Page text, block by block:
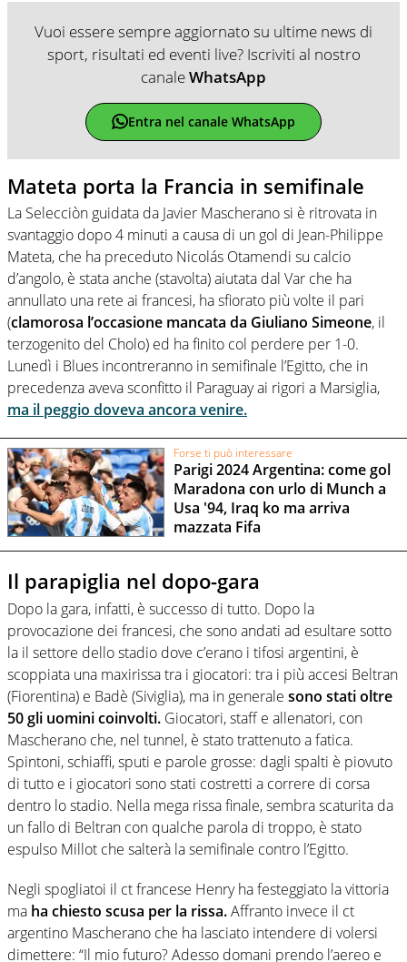
Vuoi essere sempre aggiornato su ultime news di
sport, risultati ed eventi live? Iscriviti al nostro
canaleWhatsApp
Entra nel canale WhatsApp
Mateta porta la Francia in semifinale
La Selecciòn guidata da Javier Mascherano si è ritrovata in
svantaggio dopo 4 minuti a causa di un gol di Jean-Philippe
Mateta, che ha preceduto Nicolás Otamendi su calcio
d’angolo, è stata anche (stavolta) aiutata dal Var che ha
annullato una rete ai francesi, ha sfiorato più volte il pari
(clamorosa l’occasione mancata da Giuliano Simeone, il
terzogenito del Cholo) ed ha finito col perdere per 1-0.
Lunedì i Blues incontreranno in semifinale l’Egitto, che in
precedenza aveva sconfitto il Paraguay ai rigori a Marsiglia,
ma il peggio doveva ancora venire.
Forse ti può interessare
Parigi 2024 Argentina: come gol
Maradona con urlo di Munch a
Usa '94, Iraq ko ma arriva
mazzata Fifa
Il parapiglia nel dopo-gara
Dopo la gara, infatti, è successo di tutto. Dopo la
provocazione dei francesi, che sono andati ad esultare sotto
la il settore dello stadio dove c’erano i tifosi argentini, è
scoppiata una maxirissa tra i giocatori: tra i più accesi Beltran
(Fiorentina) e Badè (Siviglia), ma in generale sono stati oltre
50 gli uomini coinvolti. Giocatori, staff e allenatori, con
Mascherano che, nel tunnel, è stato trattenuto a fatica.
Spintoni, schiaffi, sputi e parole grosse: dagli spalti è piovuto
di tutto e i giocatori sono stati costretti a correre di corsa
dentro lo stadio. Nella mega rissa finale, sembra scaturita da
un fallo di Beltran con qualche parola di troppo, è stato
espulso Millot che salterà la semifinale contro l’Egitto.
Negli spogliatoi il ct francese Henry ha festeggiato la vittoria
ma ha chiesto scusa per la rissa.Affranto invece il ct
argentino Mascherano che ha lasciato intendere di volersi
dimettere: “Il mio futuro? Adesso domani prendo l’aereo e